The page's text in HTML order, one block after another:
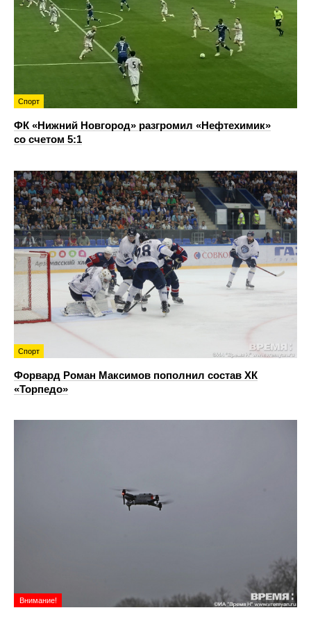
Спорт
ФК «Нижний Новгород» разгромил «Нефтехимик»
со счетом 5:1
Спорт
Форвард Роман Максимов пополнил состав ХК
«Торпедо»
Внимание!